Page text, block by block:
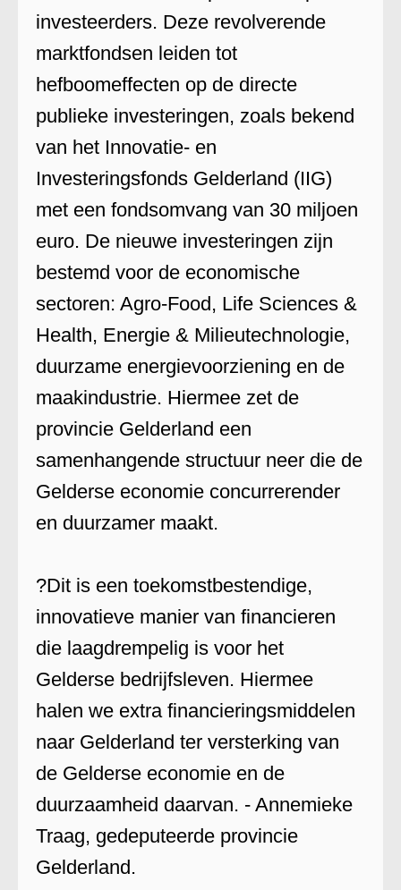
investeerders. Deze revolverende
marktfondsen leiden tot
hefboomeffecten op de directe
publieke investeringen, zoals bekend
van het Innovatie- en
Investeringsfonds Gelderland (IIG)
met een fondsomvang van 30 miljoen
euro. De nieuwe investeringen zijn
bestemd voor de economische
sectoren: Agro-Food, Life Sciences &
Health, Energie & Milieutechnologie,
duurzame energievoorziening en de
maakindustrie. Hiermee zet de
provincie Gelderland een
samenhangende structuur neer die de
Gelderse economie concurrerender
en duurzamer maakt.
?Dit is een toekomstbestendige,
innovatieve manier van financieren
die laagdrempelig is voor het
Gelderse bedrijfsleven. Hiermee
halen we extra financieringsmiddelen
naar Gelderland ter versterking van
de Gelderse economie en de
duurzaamheid daarvan. - Annemieke
Traag, gedeputeerde provincie
Gelderland.